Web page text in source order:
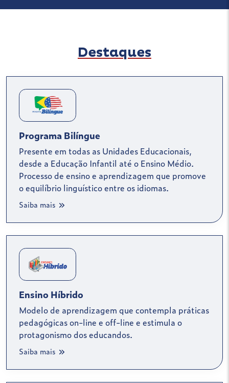
Destaques
Programa Bilíngue
Presente em todas as Unidades Educacionais,
desde a Educação Infantil até o Ensino Médio.
Processo de ensino e aprendizagem que promove
o equilíbrio linguístico entre os idiomas.
Saiba mais
Ensino Híbrido
Modelo de aprendizagem que contempla práticas
pedagógicas on-line e off-line e estimula o
protagonismo dos educandos.
Saiba mais